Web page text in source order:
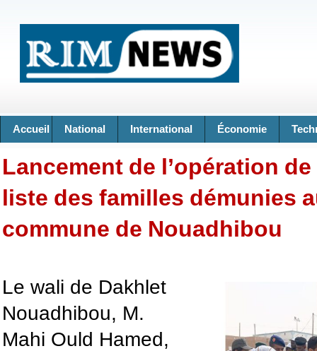
Accueil National International Économie
Lancement de l’opération
liste des familles démunies
commune de Nouadhibou
Le wali de Dakhlet
Nouadhibou, M.
Mahi Ould Hamed,